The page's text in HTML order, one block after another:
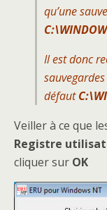
qu’une
Il est donc
défaut
Veiller à ce que
Registre
cliquer sur OK